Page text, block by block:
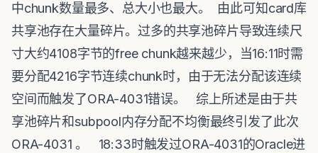
中chunk数量最多、总大小也最大。 由此可知card库
共享池存在大量碎片。过多的共享池碎片导致连续尺
寸大约4108字节的free chunk越来越少，当16:11时需
要分配4216字节连续chunk时，由于无法分配该连续
空间而触发了ORA-4031错误。 综上所述是由于共
享池碎片和subpool内存分配不均衡最终引发了此次
ORA-4031 。 18:33时触发过ORA-4031的Oracle进